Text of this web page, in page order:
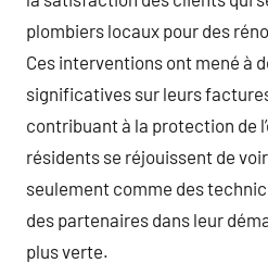
plombiers locaux pour des
Ces interventions ont mené à
significatives sur leurs
contribuant à la protection de
résidents se réjouissent de
seulement comme des
des partenaires dans leur
plus verte.